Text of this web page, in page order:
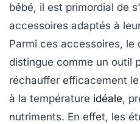
bébé, il est primordial de
accessoires adaptés à
Parmi ces accessoires, le
distingue comme un outil
réchauffer efficacement
à la température idéale,
nutriments. En effet, les